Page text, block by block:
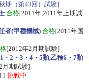
期（第43回）試験]
合格[2011年,2011年上期試
者(甲種機械)合格[2011年国
[2012年2月期試験]
・2・3・4・5類,乙種6・7類
月期試験]
挑戦中